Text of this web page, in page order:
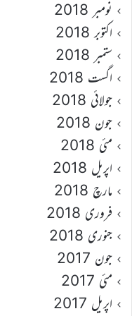
نومبر 2018
اکتوبر 2018
ستمبر 2018
اگست 2018
جولائی 2018
جون 2018
مئی 2018
اپریل 2018
مارچ 2018
فروری 2018
جنوری 2018
جون 2017
مئی 2017
اپریل 2017